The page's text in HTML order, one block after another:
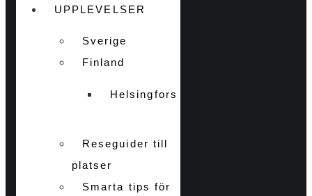
UPPLEVELSER
Sverige
Finland
Helsingfors
Reseguider till
platser
Smarta tips för